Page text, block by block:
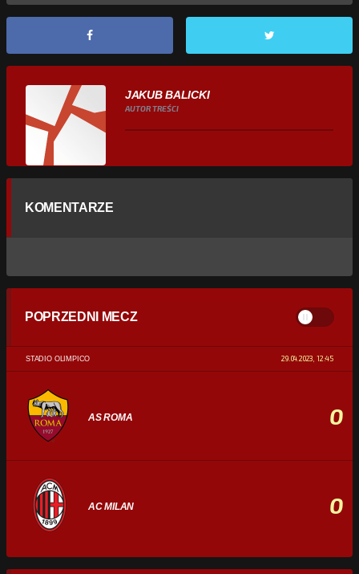
JAKUB BALICKI
AUTOR TREŚCI
KOMENTARZE
POPRZEDNI MECZ
STADIO OLIMPICO 29.04.2023, 12:45
AS ROMA 0
AC MILAN 0
STATYSTYKI